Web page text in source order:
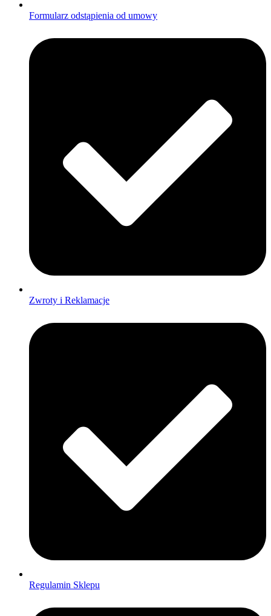
Formularz odstąpienia od umowy
Zwroty i Reklamacje
Regulamin Sklepu